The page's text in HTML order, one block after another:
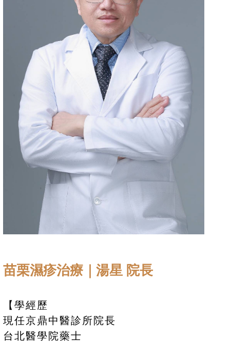
苗栗濕疹治療｜湯星 院長
【學經歷
現任京鼎中醫診所院長
台北醫學院藥士